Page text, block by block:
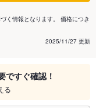
く情報となります。 価格につき
2025/11/27 更新
ですぐ確認！
る